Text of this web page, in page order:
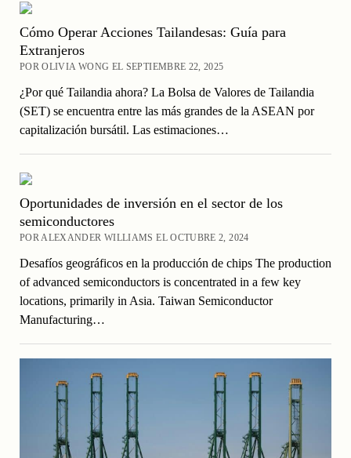
Cómo Operar Acciones Tailandesas: Guía para
Extranjeros
POR OLIVIA WONG EL SEPTIEMBRE 22, 2025
¿Por qué Tailandia ahora? La Bolsa de Valores de Tailandia
(SET) se encuentra entre las más grandes de la ASEAN por
capitalización bursátil. Las estimaciones…
Oportunidades de inversión en el sector de los
semiconductores
POR ALEXANDER WILLIAMS EL OCTUBRE 2, 2024
Desafíos geográficos en la producción de chips The production
of advanced semiconductors is concentrated in a few key
locations, primarily in Asia. Taiwan Semiconductor
Manufacturing…